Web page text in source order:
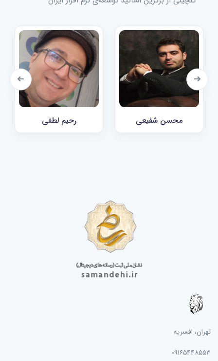
رحیم لطفی محسن شفیعی
تهران، افسریه
۰۹۱۶۵۴۴۸۵۵۳